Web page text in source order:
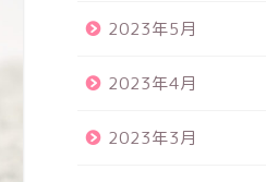
2023年5月
2023年4月
2023年3月